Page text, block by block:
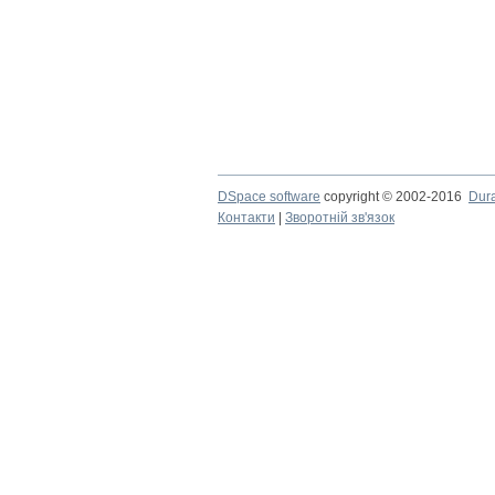
DSpace software copyright © 2002-2016
Контакти
Зворотній зв'язок